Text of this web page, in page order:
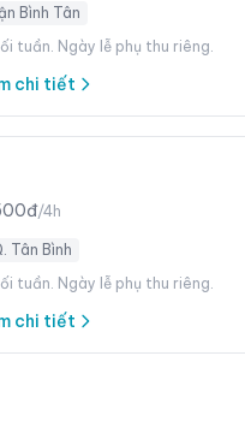
Bình Tân
tuần. Ngày lễ phụ thu riêng.
chi tiết
/4h
Tân Bình
tuần. Ngày lễ phụ thu riêng.
chi tiết